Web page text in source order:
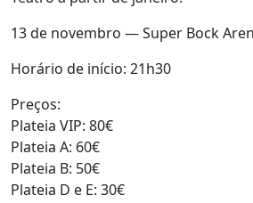
13 de novembro — Super Bock
Horário de início: 21h30
Preços:
Plateia VIP: 80€
Plateia A: 60€
Plateia B: 50€
Plateia D e E: 30€